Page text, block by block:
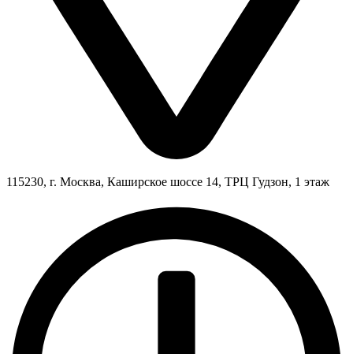
115230, г. Москва, Каширское шоссе 14, ТРЦ Гудзон, 1 этаж